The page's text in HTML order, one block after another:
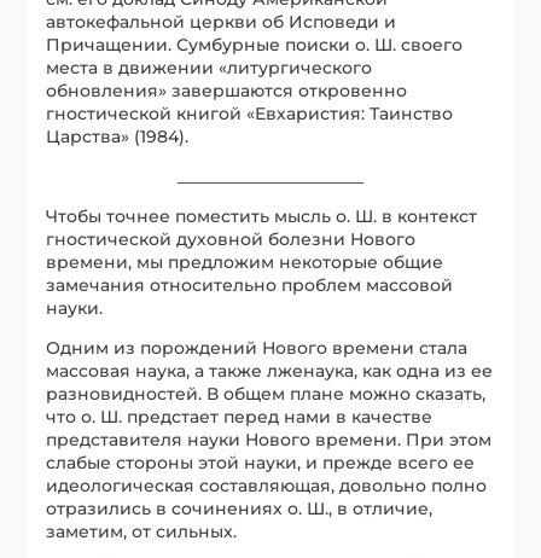
автокефальной церкви об Исповеди и
Причащении. Сумбурные поиски о. Ш. своего
места в движении «литургического
обновления» завершаются откровенно
гностической книгой «Евхаристия: Таинство
Царства» (1984).
Чтобы точнее поместить мысль о. Ш. в контекст
гностической духовной болезни Нового
времени, мы предложим некоторые общие
замечания относительно проблем массовой
науки.
Одним из порождений Нового времени стала
массовая наука, а также лженаука, как одна из ее
разновидностей. В общем плане можно сказать,
что о. Ш. предстает перед нами в качестве
представителя науки Нового времени. При этом
слабые стороны этой науки, и прежде всего ее
идеологическая составляющая, довольно полно
отразились в сочинениях о. Ш., в отличие,
заметим, от сильных.